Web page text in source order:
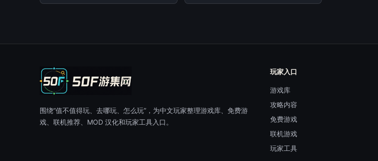
围绕“值不值得玩、去哪玩、怎么玩”，为中文玩家整理游戏库、免费游
戏、联机推荐、MOD 汉化和玩家工具入口。
玩家入口
游戏库
攻略内容
免费游戏
联机游戏
玩家工具